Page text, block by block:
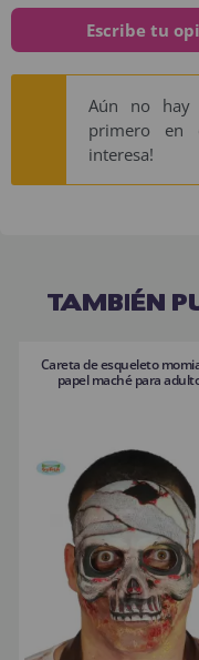
Escribe tu
Aún no hay
primero en
interesa!
TAMBIÉN
Careta de esqueleto
papel maché para